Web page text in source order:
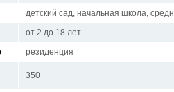
детский сад, начальная школа,
от 2 до 18 лет
резиденция
350